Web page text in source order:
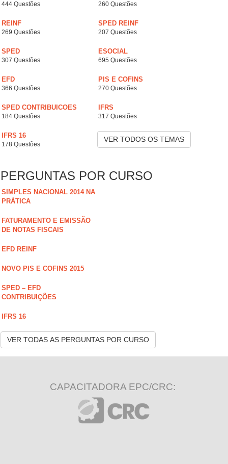
444 Questões 260 Questões
REINF
269 Questões
SPED REINF
207 Questões
SPED
307 Questões
ESOCIAL
695 Questões
EFD
366 Questões
PIS E COFINS
270 Questões
SPED CONTRIBUICOES
184 Questões
IFRS
317 Questões
IFRS 16
178 Questões
VER TODOS OS TEMAS
PERGUNTAS POR CURSO
SIMPLES NACIONAL 2014 NA
PRÁTICA
FATURAMENTO E EMISSÃO
DE NOTAS FISCAIS
EFD REINF
NOVO PIS E COFINS 2015
SPED – EFD
CONTRIBUIÇÕES
IFRS 16
VER TODAS AS PERGUNTAS POR CURSO
CAPACITADORA EPC/CRC: